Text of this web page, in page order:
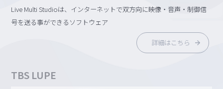
Live Multi Studioは、インターネットで双方向に映像・音声・制御信
号を送る事ができるソフトウェア
詳細はこちら
TBS LUPE